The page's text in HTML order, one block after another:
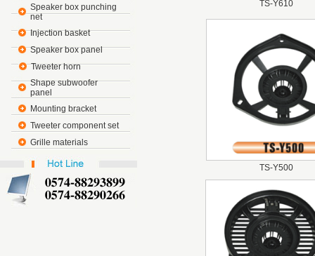
Speaker box punching
net
Injection basket
Speaker box panel
Tweeter horn
Shape subwoofer
panel
Mounting bracket
Tweeter component set
Grille materials
TS-Y610
TS-Y500